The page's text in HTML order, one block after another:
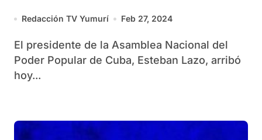
Redacción TV Yumurí Feb 27, 2024
El presidente de la Asamblea Nacional del
Poder Popular de Cuba, Esteban Lazo, arribó
hoy...